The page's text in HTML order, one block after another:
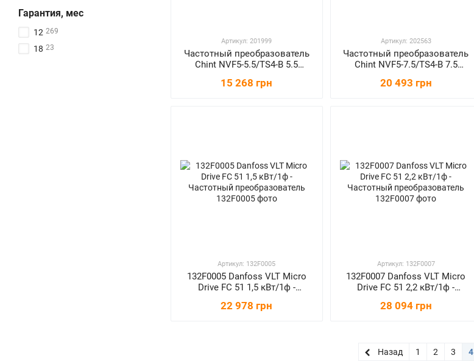
Артикул: 201999
Частотный преобразователь
Chint NVF5-5.5/TS4-B 5.5
15 268 грн
Артикул: 202563
Частотный преобразователь
Chint NVF5-7.5/TS4-B 7.5
20 493 грн
Артикул: 132F0005
132F0005 Danfoss VLT Micro
Drive FC 51 1,5 кВт/1ф -
22 978 грн
Артикул: 132F0007
132F0007 Danfoss VLT Micro
Drive FC 51 2,2 кВт/1ф -
28 094 грн
Назад 1 2 3 4
1
ATV12 6
ATV312
ATV212
Гарантия, мес
12 269
18 23